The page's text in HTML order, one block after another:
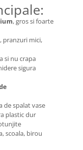
, gros si foarte
pranzuri mici,
si nu crapa
sigura
de spalat vase
plastic dur
scoala, birou